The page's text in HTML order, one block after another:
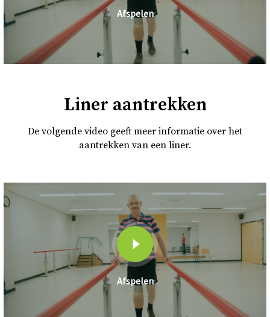
Afspelen
Liner aantrekken
De volgende video geeft meer informatie over het
aantrekken van een liner.
Afspelen